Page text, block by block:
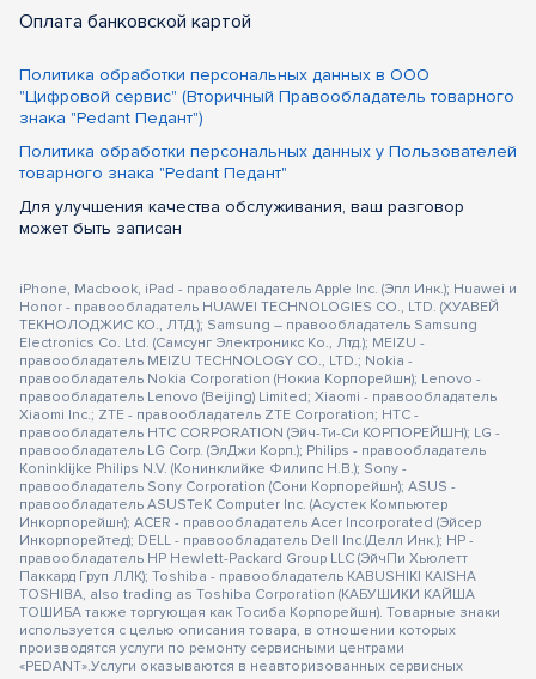
Оплата банковской картой
Политика обработки персональных данных в ООО
"Цифровой сервис" (Вторичный Правообладатель товарного
знака "Pedant Педант")
Политика обработки персональных данных у Пользователей
товарного знака "Pedant Педант"
Для улучшения качества обслуживания, ваш разговор
может быть записан
iPhone, Macbook, iPad - правообладатель Apple Inc. (Эпл Инк.); Huawei и
Honor - правообладатель HUAWEI TECHNOLOGIES CO., LTD. (ХУАВЕЙ
ТЕКНОЛОДЖИС КО., ЛТД.); Samsung – правообладатель Samsung
Electronics Co. Ltd. (Самсунг Электроникс Ко., Лтд.); MEIZU -
правообладатель MEIZU TECHNOLOGY CO., LTD.; Nokia -
правообладатель Nokia Corporation (Нокиа Корпорейшн); Lenovo -
правообладатель Lenovo (Beijing) Limited; Xiaomi - правообладатель
Xiaomi Inc.; ZTE - правообладатель ZTE Corporation; HTC -
правообладатель HTC CORPORATION (Эйч-Ти-Си КОРПОРЕЙШН); LG -
правообладатель LG Corp. (ЭлДжи Корп.); Philips - правообладатель
Koninklijke Philips N.V. (Конинклийке Филипс Н.В.); Sony -
правообладатель Sony Corporation (Сони Корпорейшн); ASUS -
правообладатель ASUSTeK Computer Inc. (Асустек Компьютер
Инкорпорейшн); ACER - правообладатель Acer Incorporated (Эйсер
Инкорпорейтед); DELL - правообладатель Dell Inc.(Делл Инк.); HP -
правообладатель HP Hewlett-Packard Group LLC (ЭйчПи Хьюлетт
Паккард Груп ЛЛК); Toshiba - правообладатель KABUSHIKI KAISHA
TOSHIBA, also trading as Toshiba Corporation (КАБУШИКИ КАЙША
ТОШИБА также торгующая как Тосиба Корпорейшн). Товарные знаки
используется с целью описания товара, в отношении которых
производятся услуги по ремонту сервисными центрами
«PEDANT».Услуги оказываются в неавторизованных сервисных